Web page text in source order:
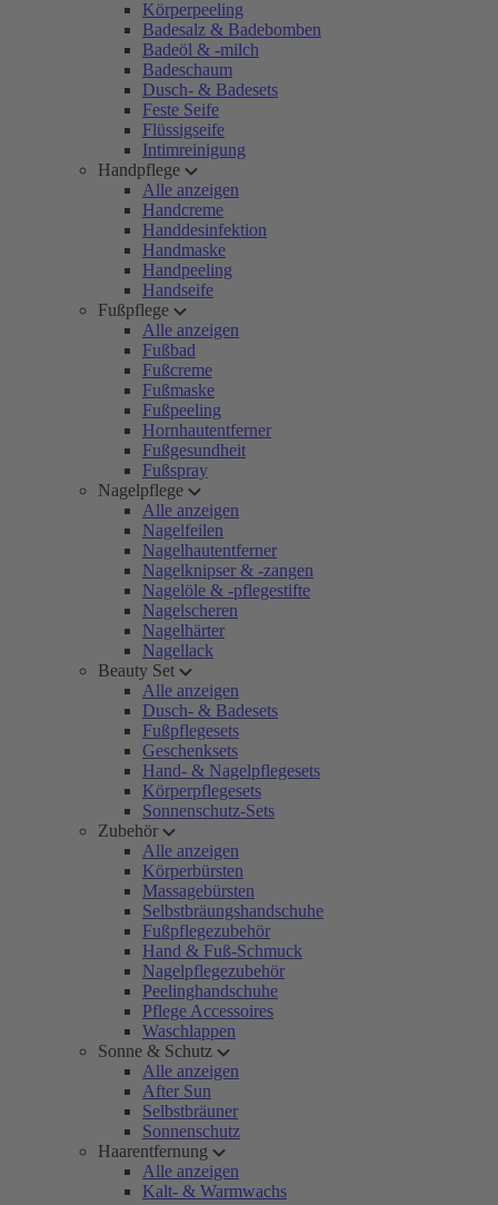
Körperpeeling
Badesalz & Badebomben
Badeöl & -milch
Badeschaum
Dusch- & Badesets
Feste Seife
Flüssigseife
Intimreinigung
Handpflege
Alle anzeigen
Handcreme
Handdesinfektion
Handmaske
Handpeeling
Handseife
Fußpflege
Alle anzeigen
Fußbad
Fußcreme
Fußmaske
Fußpeeling
Hornhautentferner
Fußgesundheit
Fußspray
Nagelpflege
Alle anzeigen
Nagelfeilen
Nagelhautentferner
Nagelknipser & -zangen
Nagelöle & -pflegestifte
Nagelscheren
Nagelhärter
Nagellack
Beauty Set
Alle anzeigen
Dusch- & Badesets
Fußpflegesets
Geschenksets
Hand- & Nagelpflegesets
Körperpflegesets
Sonnenschutz-Sets
Zubehör
Alle anzeigen
Körperbürsten
Massagebürsten
Selbstbräungshandschuhe
Fußpflegezubehör
Hand & Fuß-Schmuck
Nagelpflegezubehör
Peelinghandschuhe
Pflege Accessoires
Waschlappen
Sonne & Schutz
Alle anzeigen
After Sun
Selbstbräuner
Sonnenschutz
Haarentfernung
Alle anzeigen
Kalt- & Warmwachs